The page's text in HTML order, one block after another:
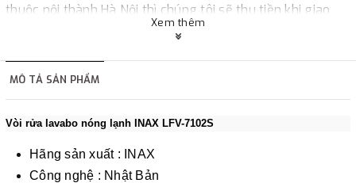
thuộc nội thành Hà Nội thì chúng tôi sẽ thu tiền khi giao
hàng hoặc khách hàng đặt tiền trước một phần giá trị đơn
2. Thanh toán trực tiếp tại :
phường Cát Linh, quận Đống Đa, Hà Nội.
Xem thêm
MÔ TẢ SẢN PHẨM
Vòi rửa lavabo nóng lạnh INAX LFV-7102S
Hãng sản xuất : INAX
Công nghệ : Nhật Bản